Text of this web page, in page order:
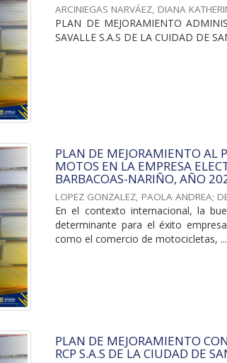
ARCINIEGAS NARVÁEZ, DIANA
PLAN DE MEJORAMIENTO
SAVALLE S.A.S DE LA CUIDAD DE
PLAN DE MEJORAMIENTO AL
MOTOS EN LA EMPRESA
BARBACOAS-NARIÑO, AÑO
LOPEZ GONZALEZ, PAOLA ANDREA;
En el contexto internacional, la
determinante para el éxito
como el comercio de motocicletas, ...
PLAN DE MEJORAMIENTO
RCP S.A.S DE LA CIUDAD DE